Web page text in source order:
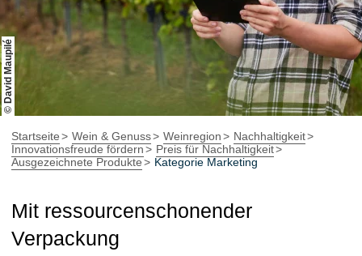
Buchung & Service
Shop Rheinhessen-Blog Karte
© David Maupilé
Startseite Wein & Genuss Weinregion
Nachhaltigkeit
Innovationsfreude fördern
Preis für Nachhaltigkeit
Ausgezeichnete Produkte
Kategorie Marketing
Mit ressourcenschonender
Verpackung